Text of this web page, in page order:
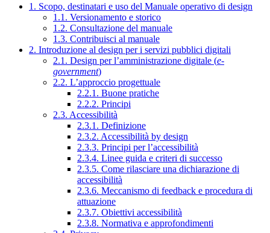
1. Scopo, destinatari e uso del Manuale operativo di design
1.1. Versionamento e storico
1.2. Consultazione del manuale
1.3. Contribuisci al manuale
2. Introduzione al design per i servizi pubblici digitali
2.1. Design per l’amministrazione digitale (e-
government)
2.2. L’approccio progettuale
2.2.1. Buone pratiche
2.2.2. Principi
2.3. Accessibilità
2.3.1. Definizione
2.3.2. Accessibilità by design
2.3.3. Principi per l’accessibilità
2.3.4. Linee guida e criteri di successo
2.3.5. Come rilasciare una dichiarazione di
accessibilità
2.3.6. Meccanismo di feedback e procedura di
attuazione
2.3.7. Obiettivi accessibilità
2.3.8. Normativa e approfondimenti